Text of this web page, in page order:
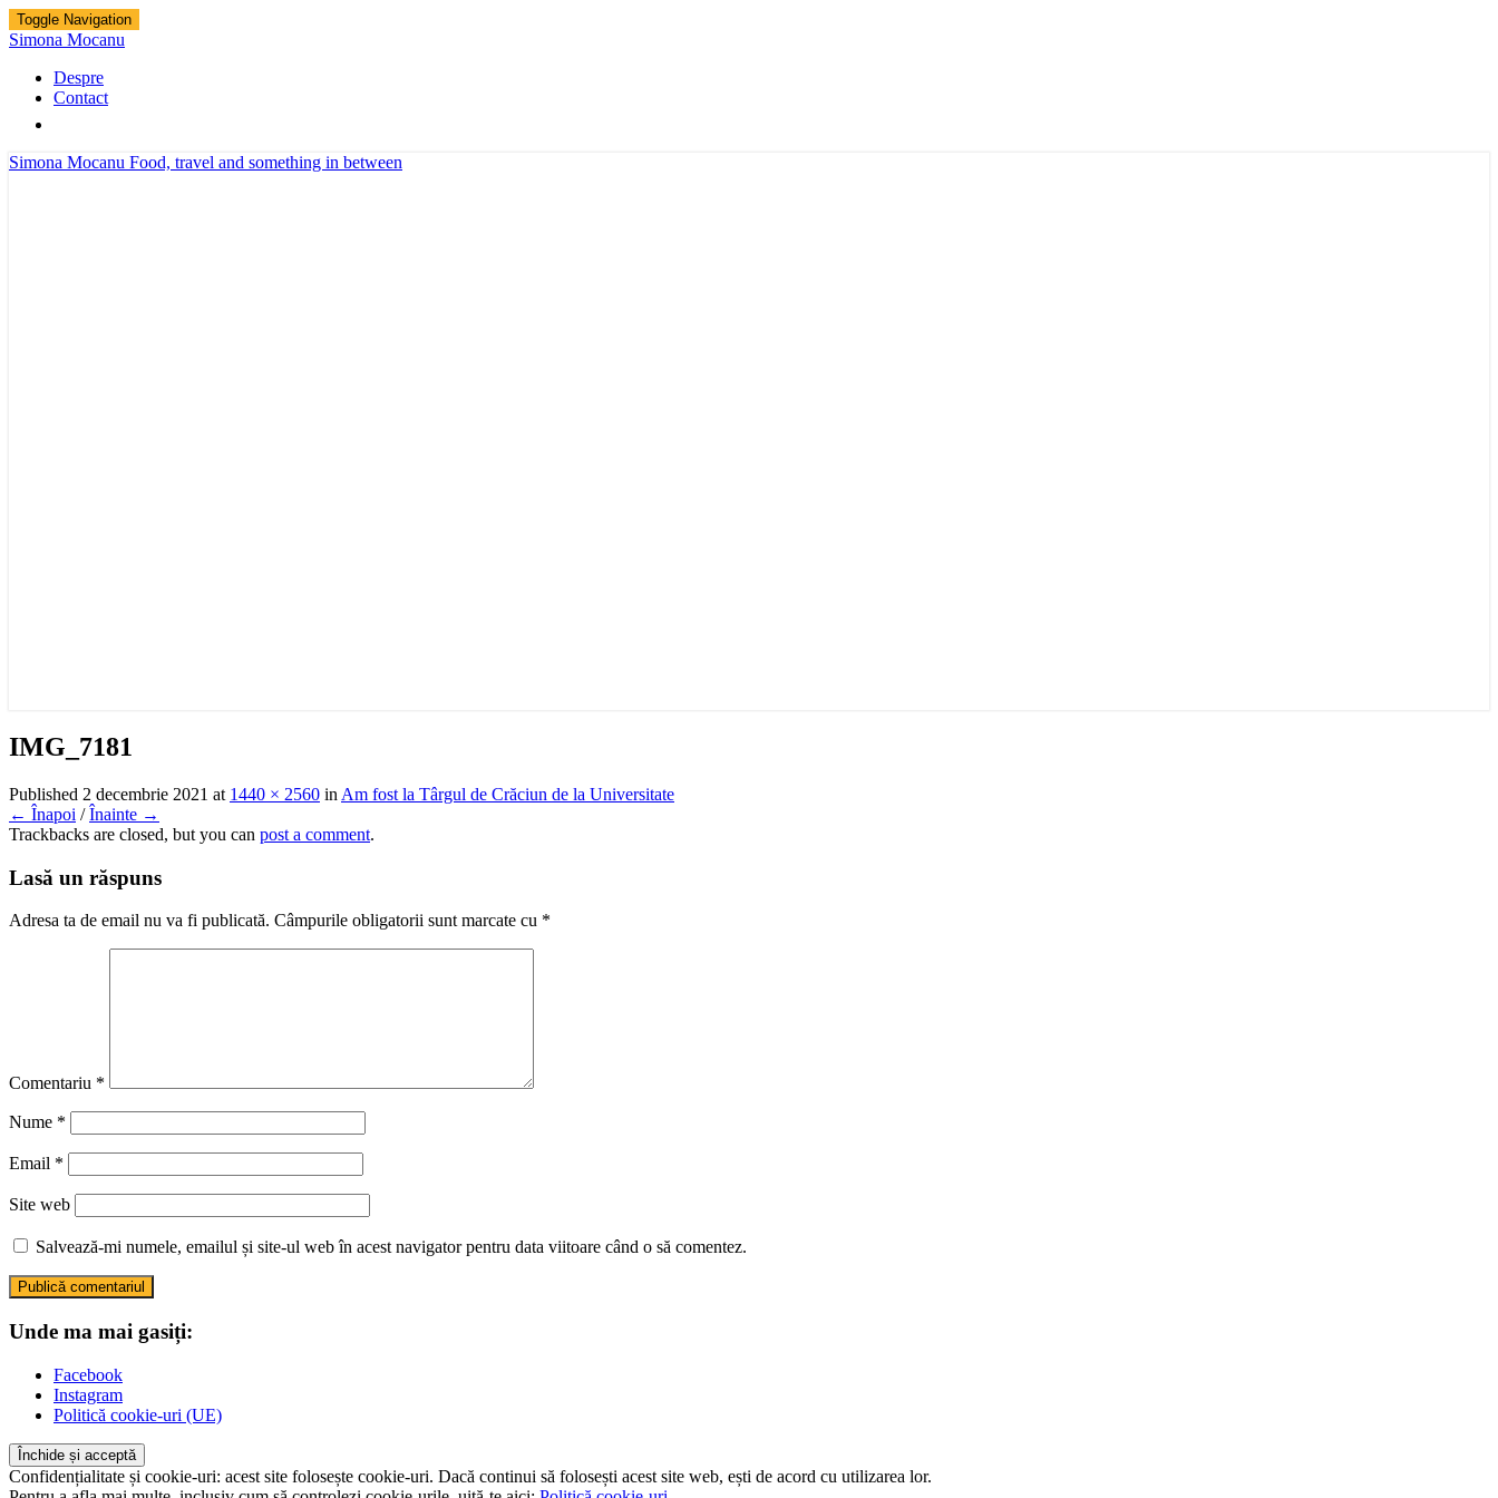
Toggle Navigation
Simona Mocanu
Despre
Contact
Simona Mocanu Food, travel and something in between
IMG_7181
Published 2 decembrie 2021 at 1440 × 2560 in Am fost la Târgul de Crăciun de la Universitate
← Înapoi /Înainte →
Trackbacks are closed, but you can post a comment.
Lasă un răspuns
Adresa ta de email nu va fi publicată. Câmpurile obligatorii sunt marcate cu *
Comentariu *
Nume *
Email *
Site web
Salvează-mi numele, emailul și site-ul web în acest navigator pentru data viitoare când o să comentez.
Unde ma mai gasiți:
Facebook
Instagram
Politică cookie-uri (UE)
Confidențialitate și cookie-uri: acest site folosește cookie-uri. Dacă continui să folosești acest site web, ești de acord cu utilizarea lor.